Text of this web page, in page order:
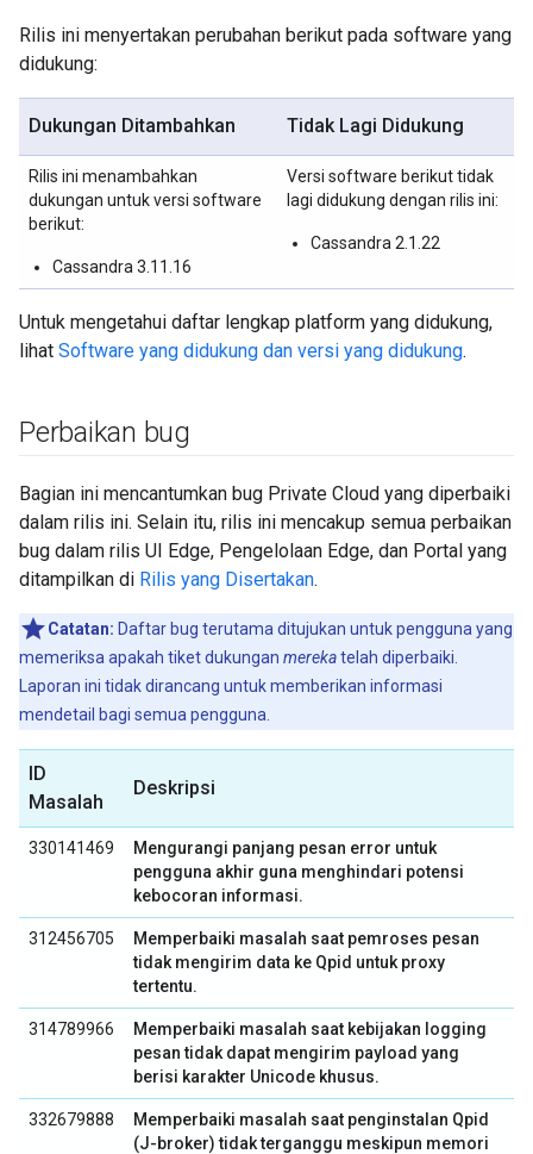
Rilis ini menyertakan perubahan berikut pada software yang
didukung:
Dukungan Ditambahkan Tidak Lagi Didukung
Rilis ini menambahkan
dukungan untuk versi software
berikut:
Cassandra 3.11.16
Versi software berikut tidak
lagi didukung dengan rilis ini:
Cassandra 2.1.22
Untuk mengetahui daftar lengkap platform yang didukung,
lihat Software yang didukung dan versi yang didukung.
Perbaikan bug
Bagian ini mencantumkan bug Private Cloud yang diperbaiki
dalam rilis ini. Selain itu, rilis ini mencakup semua perbaikan
bug dalam rilis UI Edge, Pengelolaan Edge, dan Portal yang
ditampilkan di Rilis yang Disertakan.
Catatan: Daftar bug terutama ditujukan untuk pengguna yang
memeriksa apakah tiket dukungan merekatelah diperbaiki.
Laporan ini tidak dirancang untuk memberikan informasi
mendetail bagi semua pengguna.
ID
Masalah
Deskripsi
330141469
Mengurangi panjang pesan error untuk
pengguna akhir guna menghindari potensi
kebocoran informasi.
312456705
Memperbaiki masalah saat pemroses pesan
tidak mengirim data ke Qpid untuk proxy
tertentu.
314789966
Memperbaiki masalah saat kebijakan logging
pesan tidak dapat mengirim payload yang
berisi karakter Unicode khusus.
332679888
Memperbaiki masalah saat penginstalan Qpid
(J-broker) tidak terganggu meskipun memori